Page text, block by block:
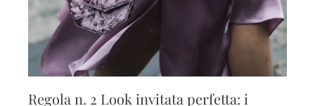
Regola n. 2 Look invitata perfetta: i